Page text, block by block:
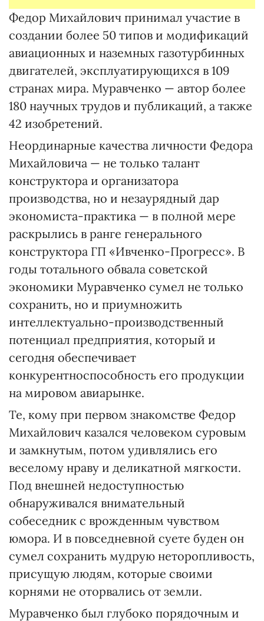
Федор Михайлович принимал участие в
создании более 50 типов и модификаций
авиационных и наземных газотурбинных
двигателей, эксплуатирующихся в 109
странах мира. Муравченко — автор более
180 научных трудов и публикаций, а также
42 изобретений.
Неординарные качества личности Федора
Михайловича — не только талант
конструктора и организатора
производства, но и незаурядный дар
экономиста-практика — в полной мере
раскрылись в ранге генерального
конструктора ГП «Ивченко-Прогресс». В
годы тотального обвала советской
экономики Муравченко сумел не только
сохранить, но и приумножить
интеллектуально-производственный
потенциал предприятия, который и
сегодня обеспечивает
конкурентноспособность его продукции
на мировом авиарынке.
Те, кому при первом знакомстве Федор
Михайлович казался человеком суровым
и замкнутым, потом удивлялись его
веселому нраву и деликатной мягкости.
Под внешней недоступностью
обнаруживался внимательный
собеседник с врожденным чувством
юмора. И в повседневной суете буден он
сумел сохранить мудрую неторопливость,
присущую людям, которые своими
корнями не оторвались от земли.
Муравченко был глубоко порядочным и